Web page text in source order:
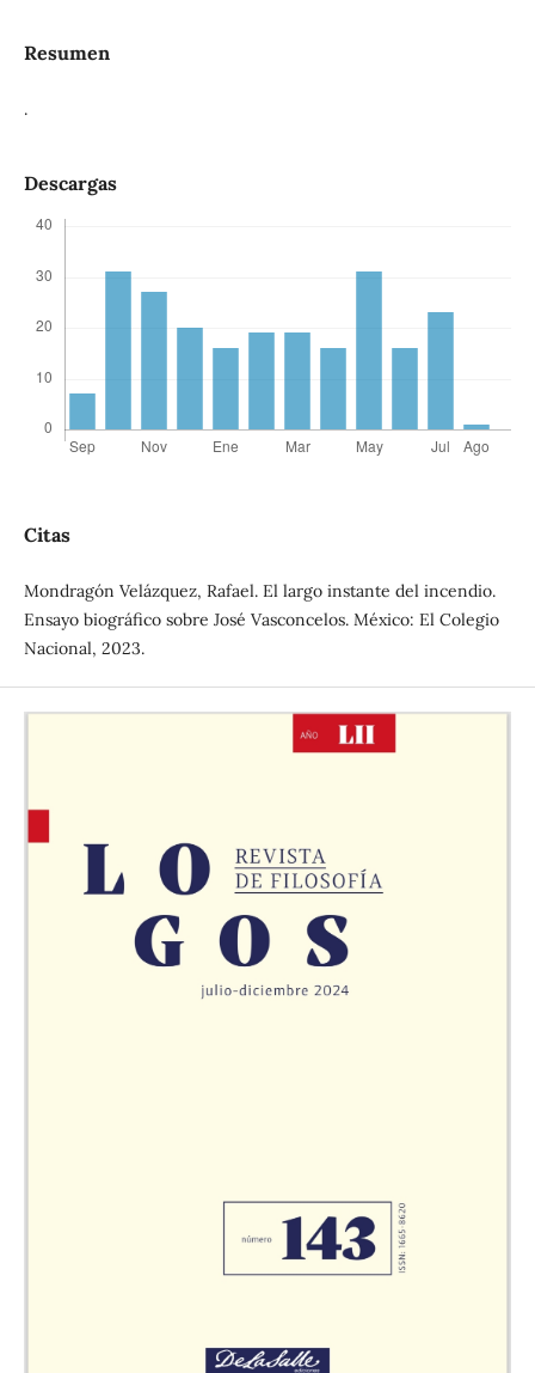
Resumen
.
Descargas
Citas
Mondragón Velázquez, Rafael. El largo instante del incendio.
Ensayo biográfico sobre José Vasconcelos. México: El Colegio
Nacional, 2023.